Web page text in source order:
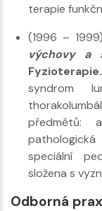
terapie
(1996 – 1999)
výchovy a
Fyzioterapie.
syndrom
předmětů:
speciální
složena s
Odborná